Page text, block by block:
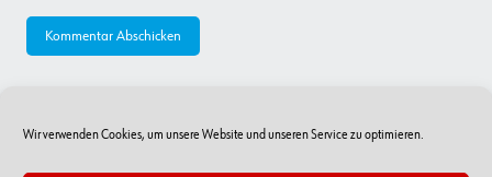
Wir verwenden Cookies, um unsere Website und unseren Service zu optimieren.